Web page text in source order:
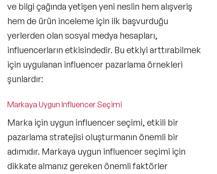
ve bilgi çağında yetişen yeni neslin hem alışveriş
hem de ürün inceleme için ilk başvurduğu
yerlerden olan sosyal medya hesapları,
influencerların etkisindedir. Bu etkiyi arttırabilmek
için uygulanan influencer pazarlama örnekleri
şunlardır:
Markaya Uygun Influencer Seçimi
Marka için uygun influencer seçimi, etkili bir
pazarlama stratejisi oluşturmanın önemli bir
adımıdır. Markaya uygun influencer seçimi için
dikkate almanız gereken önemli faktörler